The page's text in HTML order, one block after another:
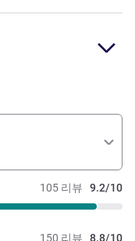
105 리뷰 9.2/10
150 리뷰 8.8/10